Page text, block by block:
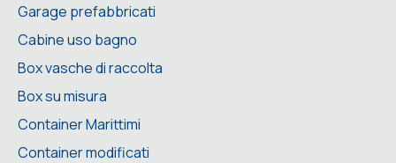
Garage prefabbricati
Cabine uso bagno
Box vasche di raccolta
Box su misura
Container Marittimi
Container modificati